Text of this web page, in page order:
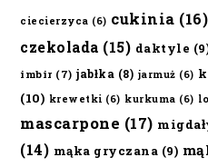
ciecierzyca (6) cukinia (16)
czekolada (15) daktyle
imbir (7) jabłka (8) jarmuż (6)
(10) krewetki (6) kurkuma (6)
mascarpone (17)
(14) mąka gryczana (9)